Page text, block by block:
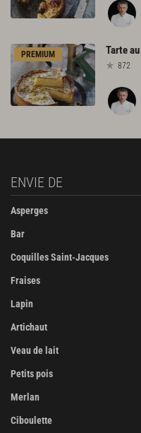
PREMIUM Tarteau
872
ENVIE DE
Asperges
Bar
Coquilles Saint-Jacques
Fraises
Lapin
Artichaut
Veau de lait
Petits pois
Merlan
Ciboulette